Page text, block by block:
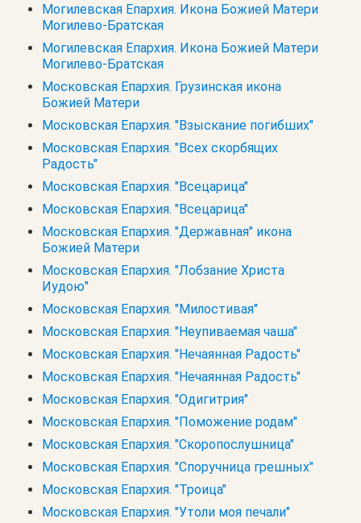
Могилевская Епархия. Икона Божией Матери
Могилево-Братская
Могилевская Епархия. Икона Божией Матери
Могилево-Братская
Московская Епархия. Грузинская икона
Божией Матери
Московская Епархия. "Взыскание погибших"
Московская Епархия. "Всех скорбящих
Радость"
Московская Епархия. "Всецарица"
Московская Епархия. "Всецарица"
Московская Епархия. "Державная" икона
Божией Матери
Московская Епархия. "Лобзание Христа
Иудою"
Московская Епархия. "Милостивая"
Московская Епархия. "Неупиваемая чаша"
Московская Епархия. "Нечаянная Радость"
Московская Епархия. "Нечаянная Радость"
Московская Епархия. "Одигитрия"
Московская Епархия. "Поможение родам"
Московская Епархия. "Скоропослушница"
Московская Епархия. "Споручница грешных"
Московская Епархия. "Троица"
Московская Епархия. "Утоли моя печали"